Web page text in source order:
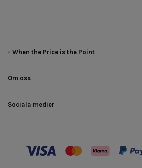
- When the Price is the Point
Om oss
Sociala medier